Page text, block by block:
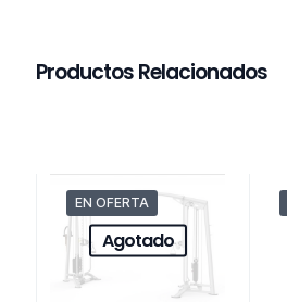
Productos Relacionados
EN OFERTA
Agotado